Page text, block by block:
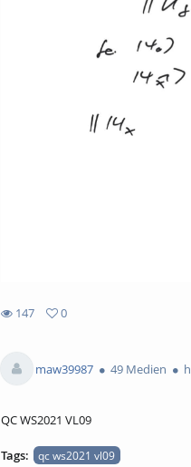
147
views
0
maw39987
49 Medien
QC WS2021 VL09
Tags: qc ws2021 vl09